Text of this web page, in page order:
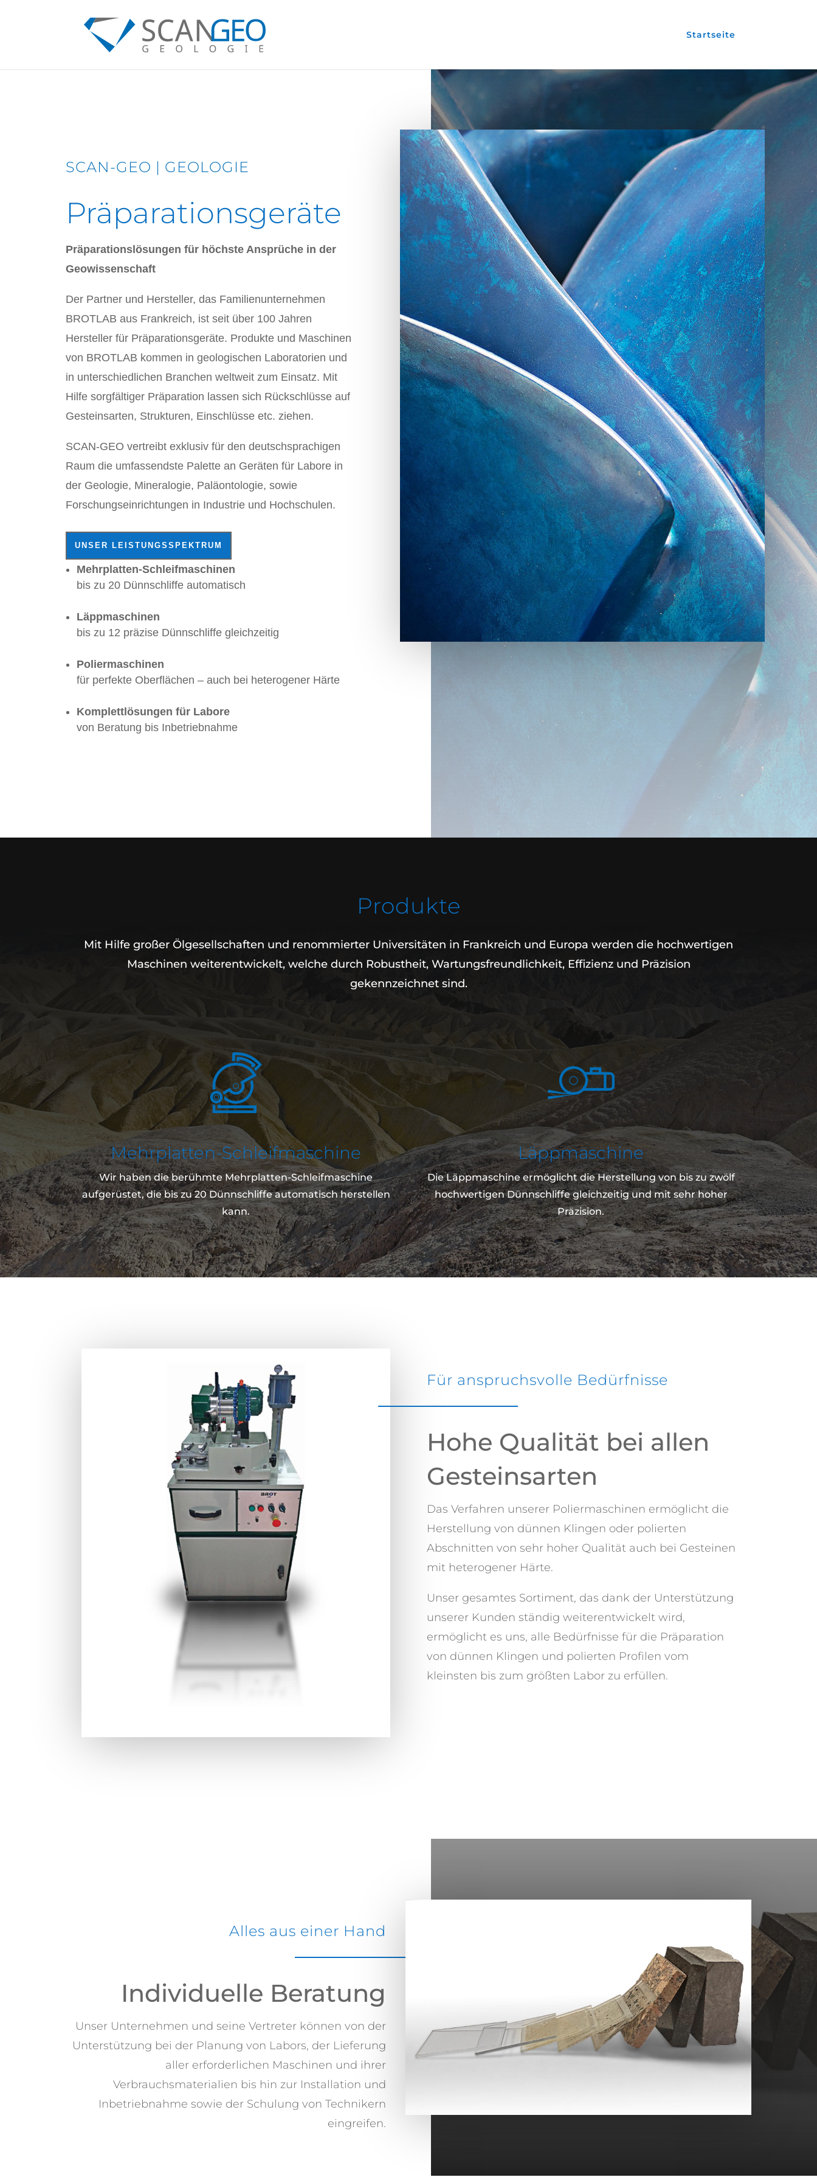
Startseite
SCAN-GEO | GEOLOGIE
Präparationsgeräte
Präparationslösungen für höchste Ansprüche in der
Geowissenschaft
Der Partner und Hersteller, das Familienunternehmen
BROTLAB aus Frankreich, ist seit über 100 Jahren
Hersteller für Präparationsgeräte. Produkte und Maschinen
von BROTLAB kommen in geologischen Laboratorien und
in unterschiedlichen Branchen weltweit zum Einsatz. Mit
Hilfe sorgfältiger Präparation lassen sich Rückschlüsse auf
Gesteinsarten, Strukturen, Einschlüsse etc. ziehen.
SCAN-GEO vertreibt exklusiv für den deutschsprachigen
Raum die umfassendste Palette an Geräten für Labore in
der Geologie, Mineralogie, Paläontologie, sowie
Forschungseinrichtungen in Industrie und Hochschulen.
UNSER LEISTUNGSSPEKTRUM
Mehrplatten-Schleifmaschinen
bis zu 20 Dünnschliffe automatisch
Läppmaschinen
bis zu 12 präzise Dünnschliffe gleichzeitig
Poliermaschinen
für perfekte Oberflächen – auch bei heterogener Härte
Komplettlösungen für Labore
von Beratung bis Inbetriebnahme
Produkte
Mit Hilfe großer Ölgesellschaften und renommierter Universitäten in Frankreich und Europa werden die hochwertigen
Maschinen weiterentwickelt, welche durch Robustheit, Wartungsfreundlichkeit, Effizienz und Präzision
gekennzeichnet sind.
Mehrplatten-Schleifmaschine
Wir haben die berühmte Mehrplatten-Schleifmaschine
aufgerüstet, die bis zu 20 Dünnschliffe automatisch herstellen
kann.
Läppmaschine
Die Läppmaschine ermöglicht die Herstellung von bis zu zwölf
hochwertigen Dünnschliffe gleichzeitig und mit sehr hoher
Präzision.
Für anspruchsvolle Bedürfnisse
Hohe Qualität bei allen
Gesteinsarten
Das Verfahren unserer Poliermaschinen ermöglicht die
Herstellung von dünnen Klingen oder polierten
Abschnitten von sehr hoher Qualität auch bei Gesteinen
mit heterogener Härte.
Unser gesamtes Sortiment, das dank der Unterstützung
unserer Kunden ständig weiterentwickelt wird,
ermöglicht es uns, alle Bedürfnisse für die Präparation
von dünnen Klingen und polierten Profilen vom
kleinsten bis zum größten Labor zu erfüllen.
Alles aus einer Hand
Individuelle Beratung
Unser Unternehmen und seine Vertreter können von der
Unterstützung bei der Planung von Labors, der Lieferung
aller erforderlichen Maschinen und ihrer
Verbrauchsmaterialien bis hin zur Installation und
Inbetriebnahme sowie der Schulung von Technikern
eingreifen.